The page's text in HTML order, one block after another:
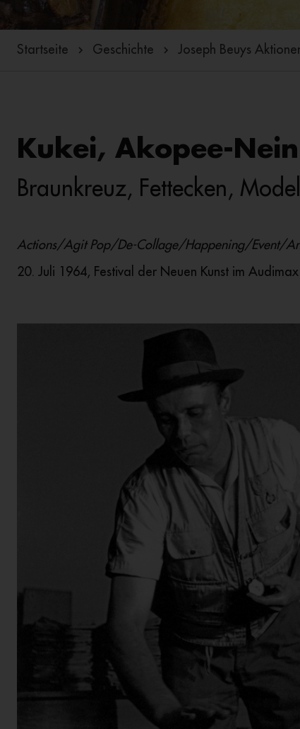
Startseite Geschichte Joseph Beuys
Kukei, Akopee-
Braunkreuz, Fettecken,
Actions/Agit Pop/De-Collage/Happening/Event/
20. Juli 1964, Festival der Neuen Kunst im